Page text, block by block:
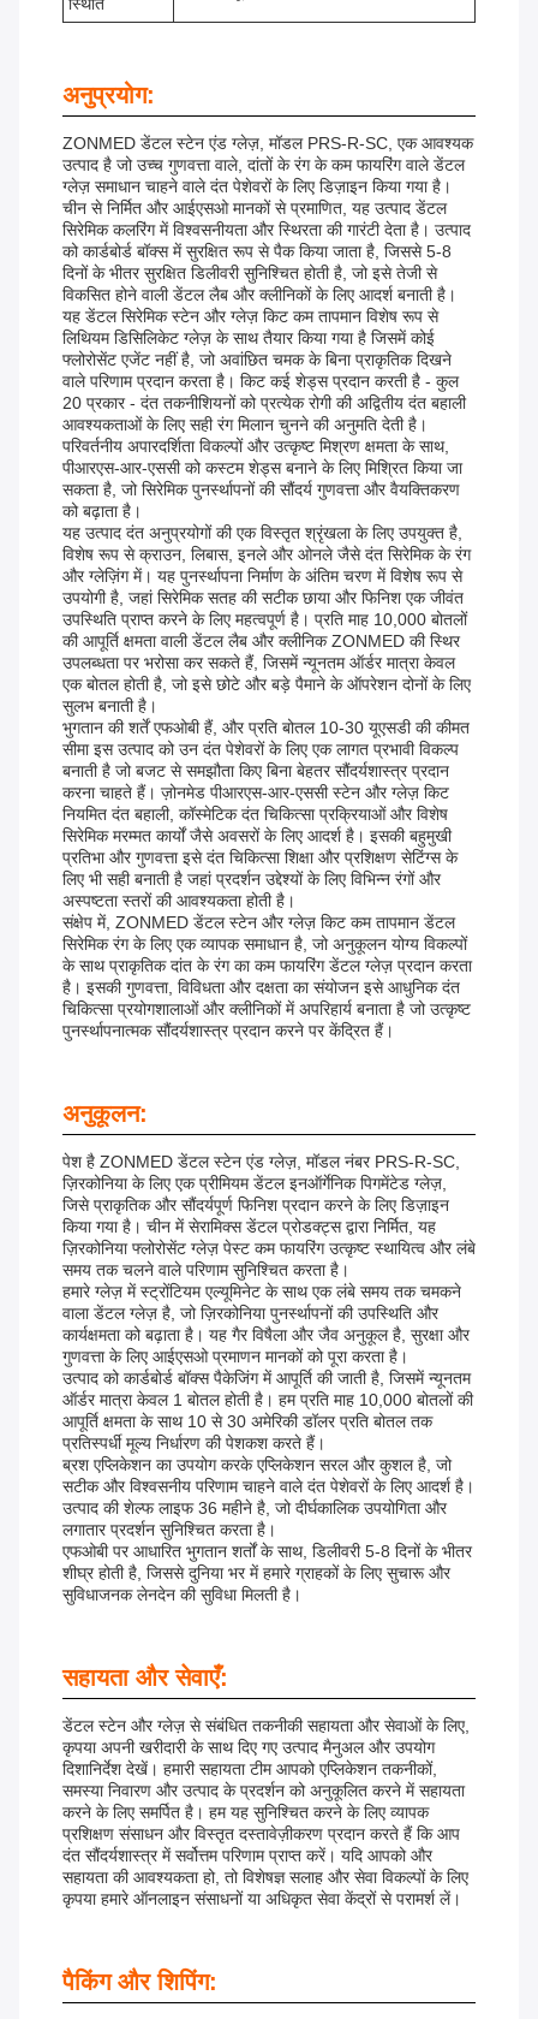
स्थिति
अनुप्रयोग:
ZONMED डेंटल स्टेन एंड ग्लेज़, मॉडल PRS-R-SC, एक आवश्यक
उत्पाद है जो उच्च गुणवत्ता वाले, दांतों के रंग के कम फायरिंग वाले डेंटल
ग्लेज़ समाधान चाहने वाले दंत पेशेवरों के लिए डिज़ाइन किया गया है।
चीन से निर्मित और आईएसओ मानकों से प्रमाणित, यह उत्पाद डेंटल
सिरेमिक कलरिंग में विश्वसनीयता और स्थिरता की गारंटी देता है। उत्पाद
को कार्डबोर्ड बॉक्स में सुरक्षित रूप से पैक किया जाता है, जिससे 5-8
दिनों के भीतर सुरक्षित डिलीवरी सुनिश्चित होती है, जो इसे तेजी से
विकसित होने वाली डेंटल लैब और क्लीनिकों के लिए आदर्श बनाती है।
यह डेंटल सिरेमिक स्टेन और ग्लेज़ किट कम तापमान विशेष रूप से
लिथियम डिसिलिकेट ग्लेज़ के साथ तैयार किया गया है जिसमें कोई
फ्लोरोसेंट एजेंट नहीं है, जो अवांछित चमक के बिना प्राकृतिक दिखने
वाले परिणाम प्रदान करता है। किट कई शेड्स प्रदान करती है - कुल
20 प्रकार - दंत तकनीशियनों को प्रत्येक रोगी की अद्वितीय दंत बहाली
आवश्यकताओं के लिए सही रंग मिलान चुनने की अनुमति देती है।
परिवर्तनीय अपारदर्शिता विकल्पों और उत्कृष्ट मिश्रण क्षमता के साथ,
पीआरएस-आर-एससी को कस्टम शेड्स बनाने के लिए मिश्रित किया जा
सकता है, जो सिरेमिक पुनर्स्थापनों की सौंदर्य गुणवत्ता और वैयक्तिकरण
को बढ़ाता है।
यह उत्पाद दंत अनुप्रयोगों की एक विस्तृत श्रृंखला के लिए उपयुक्त है,
विशेष रूप से क्राउन, लिबास, इनले और ओनले जैसे दंत सिरेमिक के रंग
और ग्लेज़िंग में। यह पुनर्स्थापना निर्माण के अंतिम चरण में विशेष रूप से
उपयोगी है, जहां सिरेमिक सतह की सटीक छाया और फिनिश एक जीवंत
उपस्थिति प्राप्त करने के लिए महत्वपूर्ण है। प्रति माह 10,000 बोतलों
की आपूर्ति क्षमता वाली डेंटल लैब और क्लीनिक ZONMED की स्थिर
उपलब्धता पर भरोसा कर सकते हैं, जिसमें न्यूनतम ऑर्डर मात्रा केवल
एक बोतल होती है, जो इसे छोटे और बड़े पैमाने के ऑपरेशन दोनों के लिए
सुलभ बनाती है।
भुगतान की शर्तें एफओबी हैं, और प्रति बोतल 10-30 यूएसडी की कीमत
सीमा इस उत्पाद को उन दंत पेशेवरों के लिए एक लागत प्रभावी विकल्प
बनाती है जो बजट से समझौता किए बिना बेहतर सौंदर्यशास्त्र प्रदान
करना चाहते हैं। ज़ोनमेड पीआरएस-आर-एससी स्टेन और ग्लेज़ किट
नियमित दंत बहाली, कॉस्मेटिक दंत चिकित्सा प्रक्रियाओं और विशेष
सिरेमिक मरम्मत कार्यों जैसे अवसरों के लिए आदर्श है। इसकी बहुमुखी
प्रतिभा और गुणवत्ता इसे दंत चिकित्सा शिक्षा और प्रशिक्षण सेटिंग्स के
लिए भी सही बनाती है जहां प्रदर्शन उद्देश्यों के लिए विभिन्न रंगों और
अस्पष्टता स्तरों की आवश्यकता होती है।
संक्षेप में, ZONMED डेंटल स्टेन और ग्लेज़ किट कम तापमान डेंटल
सिरेमिक रंग के लिए एक व्यापक समाधान है, जो अनुकूलन योग्य विकल्पों
के साथ प्राकृतिक दांत के रंग का कम फायरिंग डेंटल ग्लेज़ प्रदान करता
है। इसकी गुणवत्ता, विविधता और दक्षता का संयोजन इसे आधुनिक दंत
चिकित्सा प्रयोगशालाओं और क्लीनिकों में अपरिहार्य बनाता है जो उत्कृष्ट
पुनर्स्थापनात्मक सौंदर्यशास्त्र प्रदान करने पर केंद्रित हैं।
अनुकूलन:
पेश है ZONMED डेंटल स्टेन एंड ग्लेज़, मॉडल नंबर PRS-R-SC,
ज़िरकोनिया के लिए एक प्रीमियम डेंटल इनऑर्गेनिक पिगमेंटेड ग्लेज़,
जिसे प्राकृतिक और सौंदर्यपूर्ण फिनिश प्रदान करने के लिए डिज़ाइन
किया गया है। चीन में सेरामिक्स डेंटल प्रोडक्ट्स द्वारा निर्मित, यह
ज़िरकोनिया फ्लोरोसेंट ग्लेज़ पेस्ट कम फायरिंग उत्कृष्ट स्थायित्व और लंबे
समय तक चलने वाले परिणाम सुनिश्चित करता है।
हमारे ग्लेज़ में स्ट्रोंटियम एल्यूमिनेट के साथ एक लंबे समय तक चमकने
वाला डेंटल ग्लेज़ है, जो ज़िरकोनिया पुनर्स्थापनों की उपस्थिति और
कार्यक्षमता को बढ़ाता है। यह गैर विषैला और जैव अनुकूल है, सुरक्षा और
गुणवत्ता के लिए आईएसओ प्रमाणन मानकों को पूरा करता है।
उत्पाद को कार्डबोर्ड बॉक्स पैकेजिंग में आपूर्ति की जाती है, जिसमें न्यूनतम
ऑर्डर मात्रा केवल 1 बोतल होती है। हम प्रति माह 10,000 बोतलों की
आपूर्ति क्षमता के साथ 10 से 30 अमेरिकी डॉलर प्रति बोतल तक
प्रतिस्पर्धी मूल्य निर्धारण की पेशकश करते हैं।
ब्रश एप्लिकेशन का उपयोग करके एप्लिकेशन सरल और कुशल है, जो
सटीक और विश्वसनीय परिणाम चाहने वाले दंत पेशेवरों के लिए आदर्श है।
उत्पाद की शेल्फ लाइफ 36 महीने है, जो दीर्घकालिक उपयोगिता और
लगातार प्रदर्शन सुनिश्चित करता है।
एफओबी पर आधारित भुगतान शर्तों के साथ, डिलीवरी 5-8 दिनों के भीतर
शीघ्र होती है, जिससे दुनिया भर में हमारे ग्राहकों के लिए सुचारू और
सुविधाजनक लेनदेन की सुविधा मिलती है।
सहायता और सेवाएँ:
डेंटल स्टेन और ग्लेज़ से संबंधित तकनीकी सहायता और सेवाओं के लिए,
कृपया अपनी खरीदारी के साथ दिए गए उत्पाद मैनुअल और उपयोग
दिशानिर्देश देखें। हमारी सहायता टीम आपको एप्लिकेशन तकनीकों,
समस्या निवारण और उत्पाद के प्रदर्शन को अनुकूलित करने में सहायता
करने के लिए समर्पित है। हम यह सुनिश्चित करने के लिए व्यापक
प्रशिक्षण संसाधन और विस्तृत दस्तावेज़ीकरण प्रदान करते हैं कि आप
दंत सौंदर्यशास्त्र में सर्वोत्तम परिणाम प्राप्त करें। यदि आपको और
सहायता की आवश्यकता हो, तो विशेषज्ञ सलाह और सेवा विकल्पों के लिए
कृपया हमारे ऑनलाइन संसाधनों या अधिकृत सेवा केंद्रों से परामर्श लें।
पैकिंग और शिपिंग: